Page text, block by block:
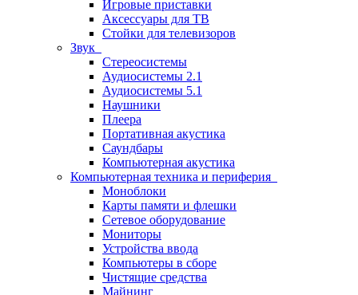
Игровые приставки
Аксессуары для ТВ
Стойки для телевизоров
Звук
Стереосистемы
Аудиосистемы 2.1
Аудиосистемы 5.1
Наушники
Плеера
Портативная акустика
Саундбары
Компьютерная акустика
Компьютерная техника и периферия
Моноблоки
Карты памяти и флешки
Сетевое оборудование
Мониторы
Устройства ввода
Компьютеры в сборе
Чистящие средства
Майнинг